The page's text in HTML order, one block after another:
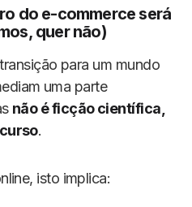
do e-commerce será
quer não)
para um mundo
uma parte
não é ficção científica,
.
isto implica: